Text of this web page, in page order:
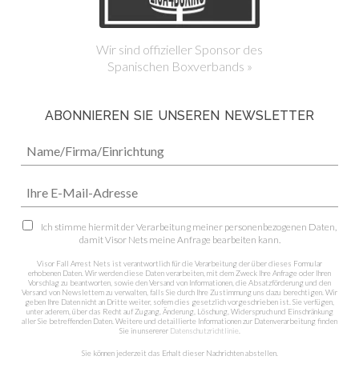
Wir sind offizieller Sponsor des
Spanischen Boxverbands »
ABONNIEREN SIE UNSEREN NEWSLETTER
Ich stimme hiermit der Verarbeitung meiner personenbezogenen Daten,
damit Visor Nets meine Anfrage bearbeiten kann.
Visor Fall Arrest Nets ist verantwortlich für die Verarbeitung der über dieses Formular
erhobenen Daten. Wir werden diese Daten verarbeiten, mit dem Zweck Ihre Anfrage oder Ihren
Vorschlag zu beantworten, sowie den Versand von Informationen, die Absatzförderung und den
Versand von Newslettern zu verwalten, falls Sie durch Ihre Zustimmung uns dazu berechtigen. Wir
geben Ihre Daten nicht an Dritte weiter, sofern dies gesetzlich vorgeschrieben ist. Sie verfügen,
unter aderem, über das Recht auf Zugang, Änderung, Löschung, Widerspruch und Einschränkung
aller Sie betreffenden Daten. Weitere und detaillierte Informationen zur Datenverarbeitung finden
Sie in unsererer Datenschutzrichtlinie
Sie können jederzeit das Erhalt dieser Nachrichten abstellen.